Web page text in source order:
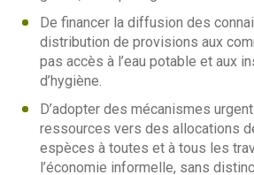
De financer la diffusion des
distribution de provisions aux
pas accès à l’eau potable et aux
d’hygiène.
D’adopter des mécanismes
ressources vers des allocations
espèces à toutes et à tous les
l’économie informelle, sans